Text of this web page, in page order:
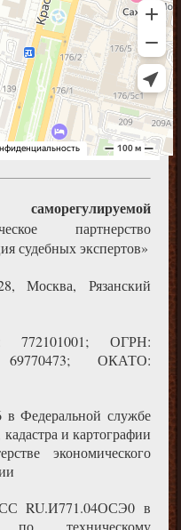
партнерство
судебных экспертов»
Москва, Рязанский
ОГРН:
ОКАТО:
в Федеральной службе
и картографии
экономического
RU.И771.04ОСЭ0 в
по техническому